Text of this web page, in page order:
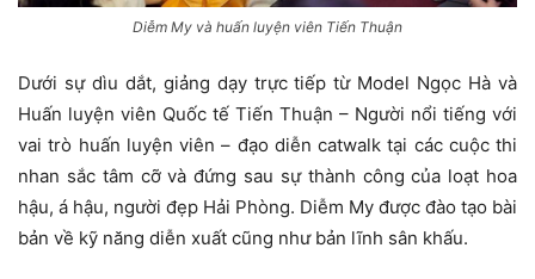
Diễm My và huấn luyện viên Tiến Thuận
Dưới sự dìu dắt, giảng dạy trực tiếp từ Model Ngọc Hà và
Huấn luyện viên Quốc tế Tiến Thuận – Người nổi tiếng với
vai trò huấn luyện viên – đạo diễn catwalk tại các cuộc thi
nhan sắc tâm cỡ và đứng sau sự thành công của loạt hoa
hậu, á hậu, người đẹp Hải Phòng. Diễm My được đào tạo bài
bản về kỹ năng diễn xuất cũng như bản lĩnh sân khấu.